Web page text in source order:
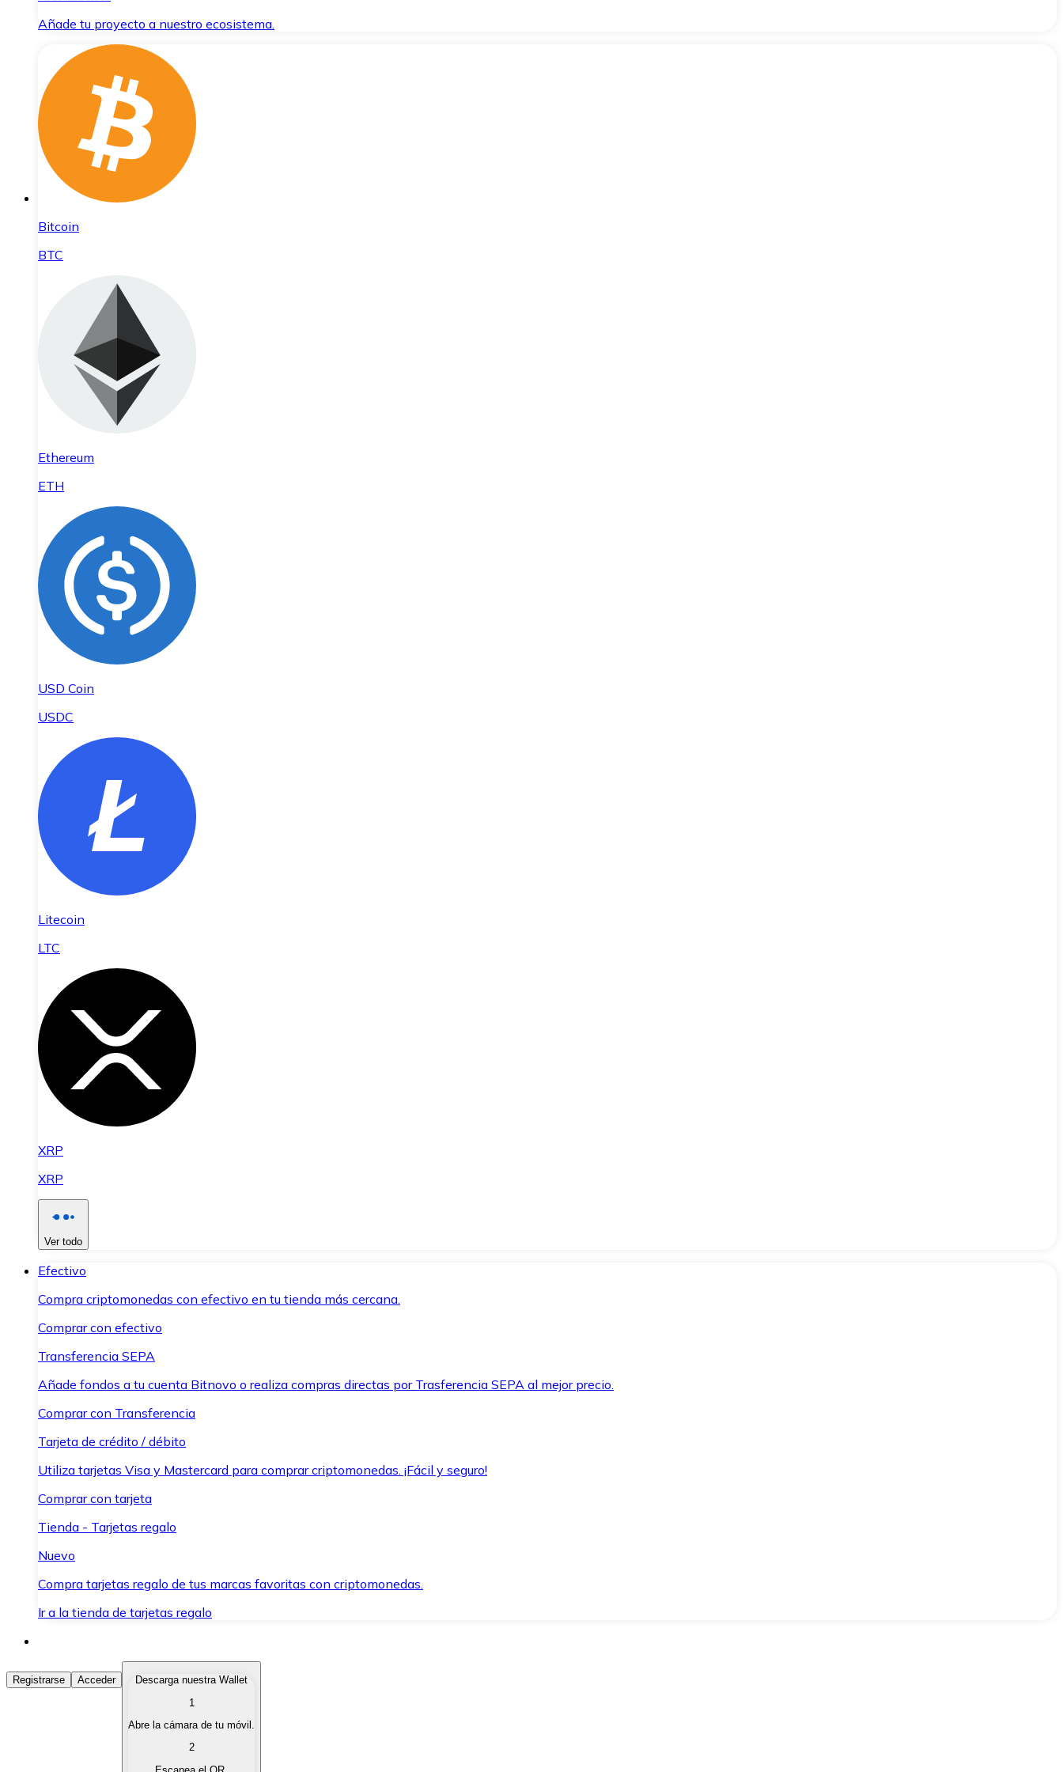
Añade tu proyecto a nuestro ecosistema.
Bitcoin
BTC
Ethereum
ETH
USD Coin
USDC
Litecoin
LTC
XRP
XRP
Ver todo
Efectivo
Compra criptomonedas con efectivo en tu tienda más cercana.
Comprar con efectivo
Transferencia SEPA
Añade fondos a tu cuenta Bitnovo o realiza compras directas por Trasferencia SEPA al mejor precio.
Comprar con Transferencia
Tarjeta de crédito / débito
Utiliza tarjetas Visa y Mastercard para comprar criptomonedas. ¡Fácil y seguro!
Comprar con tarjeta
Tienda - Tarjetas regalo
Nuevo
Compra tarjetas regalo de tus marcas favoritas con criptomonedas.
Ir a la tienda de tarjetas regalo
Comprar Criptomonedas
Compra criptomonedas con diferentes métodos de pago.
Vende tus criptomonedas de forma rápida y segura.
Registrarse Acceder
Descarga nuestra Wallet
1
Abre la cámara de tu móvil.
2